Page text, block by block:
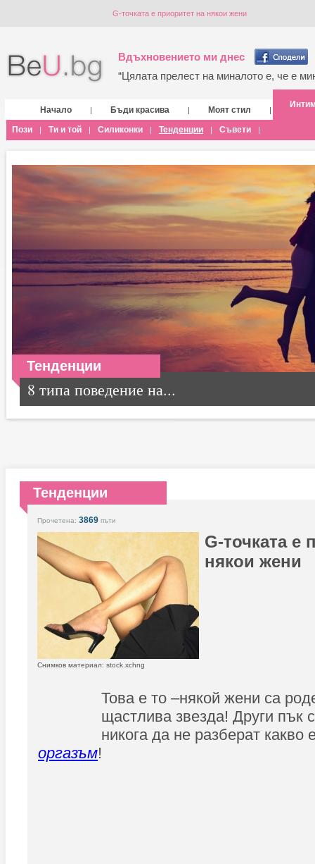
G-точката е приоритет на някои жени
Вдъхновението ми днес
“Цялата прелест на миналото е, че е
Начало | Бъди красива | Моят стил |
Пози | Ти и той | Силиконки | Тенденции | Съвети |
Тенденции
8 типа поведение на...
Тенденции
Прочетена: 3869 пъти
G-точката е
някои жени
Снимков материал: stock.xchng
Това е то –някой жени са
щастлива звезда! Други пък
никога да не разберат какво
оргазъм!